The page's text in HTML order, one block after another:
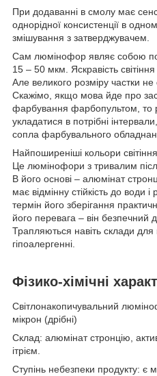
При додаванні в смолу має
однорідної консистенції в
змішування з затверджувачем.
Сам люмінофор являє собою
15 – 50 мкм. Яскравість
Але великого розміру частки
Скажімо, якщо мова йде про
фарбування фарбопультом, то
укладатися в потрібні
сопла фарбувального
Найпоширеніші кольори
Це люмінофори з тривалим
В його основі – алюмінат
має відмінну стійкість до води
термін його зберігання
його перевага – він безпечний
Трапляються навіть склади
гіпоалергенні.
Фізико-хімічні
Світлонакопичувальний
мікрон (дрібні)
Склад: алюмінат стронцію,
ітрієм.
Ступінь небезпеки продукту: